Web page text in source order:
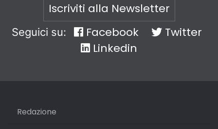
Iscriviti alla Newsletter
Seguici su: Facebook
Twitter
Linkedin
Redazione